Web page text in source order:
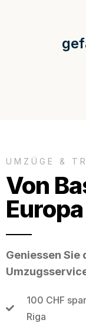
UMZÜGE &
Von
Europa
Geniessen Sie
100 CHF
Riga